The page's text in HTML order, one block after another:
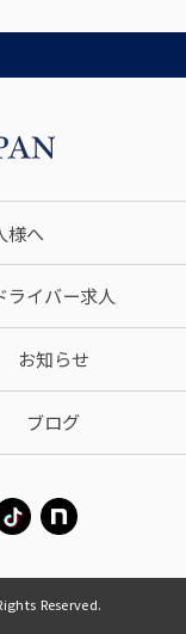
様へ
ライバー求人
お知らせ
ブログ
Reserved.